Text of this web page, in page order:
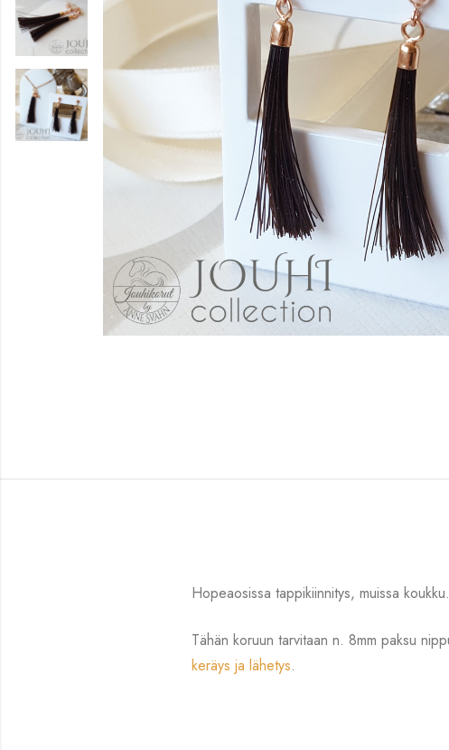
Hopeaosissa tappikiinnitys, muissa
Tähän koruun tarvitaan n. 8mm paksu
keräys ja lähetys.